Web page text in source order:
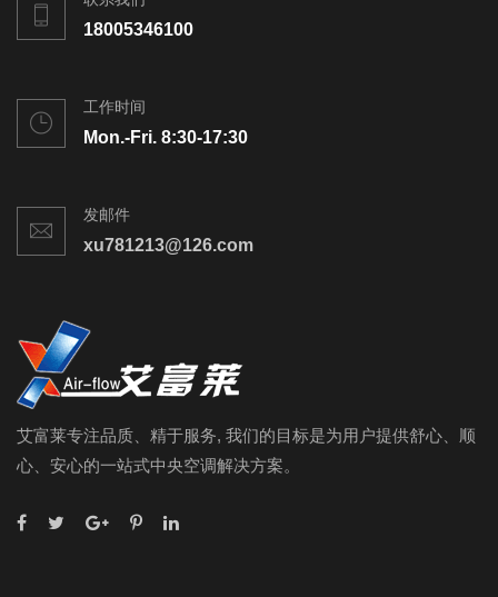
18005346100
工作时间
Mon.-Fri. 8:30-17:30
发邮件
xu781213@126.com
艾富莱专注品质、精于服务, 我们的目标是为用户提供舒心、顺
心、安心的一站式中央空调解决方案。